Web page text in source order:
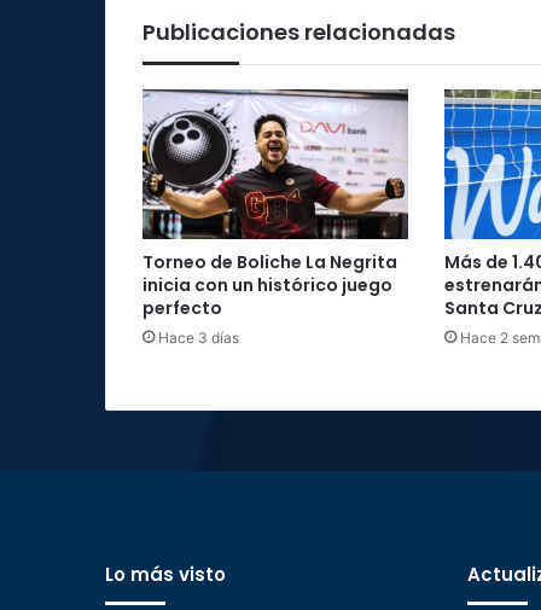
Publicaciones relacionadas
Torneo de Boliche La Negrita
inicia con un histórico juego
perfecto
Hace 3 días
Más de
Santa Cruz
Hace 2
Lo más visto